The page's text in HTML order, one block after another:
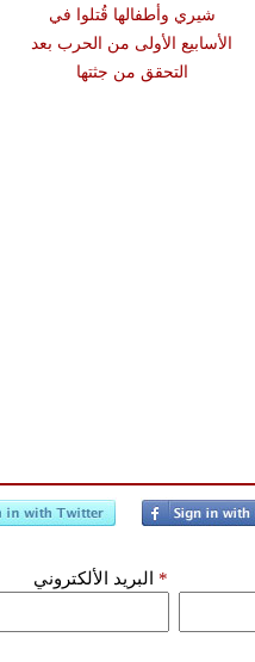
شيري وأطفالها قُتلوا في
الأسابيع الأولى من الحرب بعد
التحقق من جثتها
البريد الألكتروني *